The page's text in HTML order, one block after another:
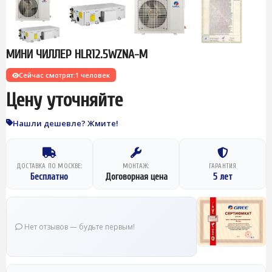
МИНИ ЧИЛЛЕР HLR12.5WZNA-M
Сейчас смотрят:1 человек
Цену уточняйте
Нашли дешевле? Жмите!
ДОСТАВКА ПО МОСКВЕ:
Бесплатно
МОНТАЖ:
Договорная цена
ГАРАНТИЯ
5 лет
Нет отзывов — будьте первым!